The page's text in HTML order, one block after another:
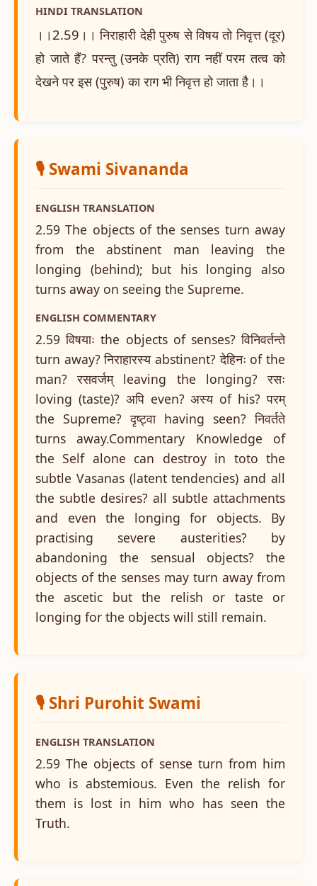
HINDI TRANSLATION
।।2.59।। निराहारी देही पुरुष से विषय तो निवृत्त (दूर)
हो जाते हैं? परन्तु (उनके प्रति) राग नहीं परम तत्व को
देखने पर इस (पुरुष) का राग भी निवृत्त हो जाता है।।
🎙️ Swami Sivananda
ENGLISH TRANSLATION
2.59 The objects of the senses turn away
from the abstinent man leaving the
longing (behind); but his longing also
turns away on seeing the Supreme.
ENGLISH COMMENTARY
2.59 विषयाः the objects of senses? विनिवर्तन्ते
turn away? निराहारस्य abstinent? देहिनः of the
man? रसवर्जम् leaving the longing? रसः
loving (taste)? अपि even? अस्य of his? परम्
the Supreme? दृष्ट्वा having seen? निवर्तते
turns away.Commentary Knowledge of
the Self alone can destroy in toto the
subtle Vasanas (latent tendencies) and all
the subtle desires? all subtle attachments
and even the longing for objects. By
practising severe austerities? by
abandoning the sensual objects? the
objects of the senses may turn away from
the ascetic but the relish or taste or
longing for the objects will still remain.
🎙️ Shri Purohit Swami
ENGLISH TRANSLATION
2.59 The objects of sense turn from him
who is abstemious. Even the relish for
them is lost in him who has seen the
Truth.